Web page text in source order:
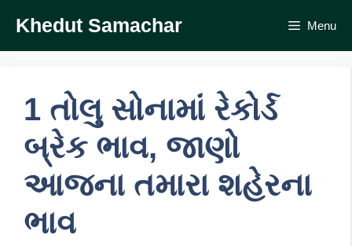
content
Khedut Samachar Menu
1 તોલુ સોનામાં રેકોર્ડ
બ્રેક ભાવ, જાણો
આજના તમારા શહેરના
ભાવ